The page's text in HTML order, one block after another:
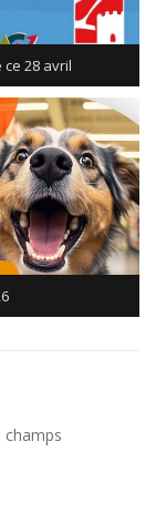
ce 28 avril
champs